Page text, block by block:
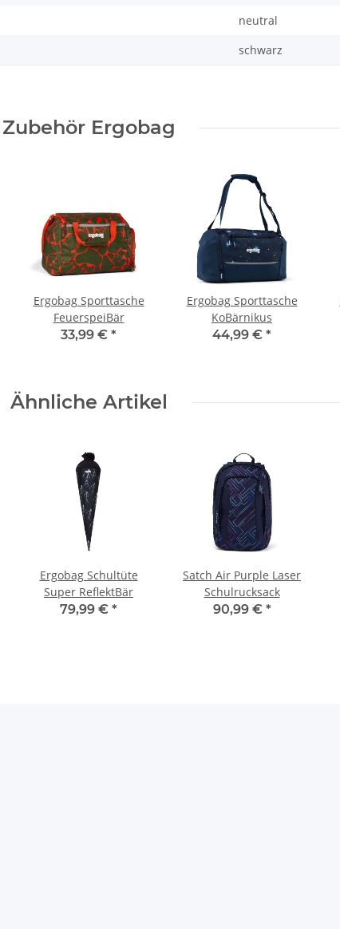
neutral
schwarz
Zubehör Ergobag
Ergobag Sporttasche
FeuerspeiBär
33,99 € *
Ergobag Sporttasche
KoBärnikus
44,99 € *
Ähnliche Artikel
Ergobag Schultüte
Super ReflektBär
79,99 € *
Satch Air Purple Laser
Schulrucksack
90,99 € *